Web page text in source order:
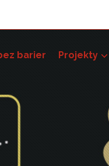
barier Projekty